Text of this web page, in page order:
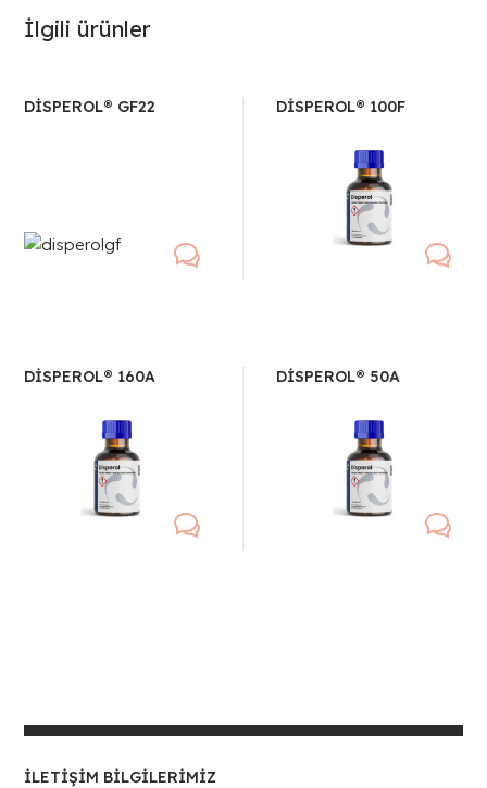
İlgili ürünler
DİSPEROL® GF22 DİSPEROL® 100F
DİSPEROL® 160A DİSPEROL® 50A
İLETIŞIM BILGILERIMIZ